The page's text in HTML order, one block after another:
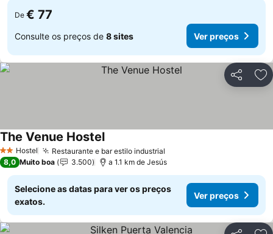
De € 77
Consulte os preços de 8 sites Ver preços
Partilhar
2 Estrelas
Hostel Restaurante e bar estilo industrial
The Venue Hostel
8,0 Muito boa 3.500 a 1.1 km de Jesús
Selecione as datas para ver os preços
exatos.
Ver preços